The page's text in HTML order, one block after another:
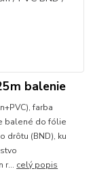
balenie
farba
balené do fólie
drôtu (BND), ku
r... celý popis